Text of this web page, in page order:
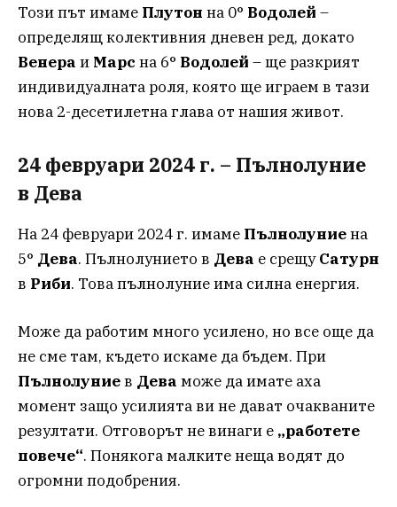
Този път имаме Плутон на 0° Водолей –
определящ колективния дневен ред, докато
Венера и Марс на 6° Водолей – ще разкрият
индивидуалната роля, която ще играем в тази
нова 2-десетилетна глава от нашия живот.
24 февруари 2024 г. – Пълнолуние
в Дева
На 24 февруари 2024 г. имаме Пълнолуниена
5° Дева. Пълнолунието в Дева е срещуСатурн
в Риби. Това пълнолуние има силна енергия.
Може да работим много усилено, но все още да
не сме там, където искаме да бъдем. При
Пълнолуниев Дева може да имате аха
момент защо усилията ви не дават очакваните
резултати. Отговорът не винаги е „работете
повече“. Понякога малките неща водят до
огромни подобрения.